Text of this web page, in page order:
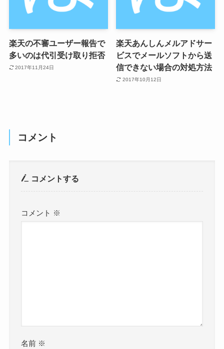
楽天の不審ユーザー報告で
多いのは代引受け取り拒否
2017年11月24日
楽天あんしんメルアドサー
ビスでメールソフトから送
信できない場合の対処方法
2017年10月12日
コメント
コメントする
コメント ※
名前 ※